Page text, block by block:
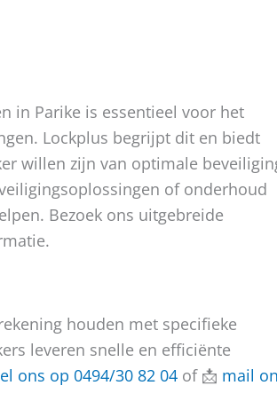
in Parike is essentieel voor het
Lockplus begrijpt dit en biedt
willen zijn van optimale
of onderhoud
Bezoek ons uitgebreide
houden met specifieke
leveren snelle en efficiënte
ons op 0494/30 82 04 of 📩 mail